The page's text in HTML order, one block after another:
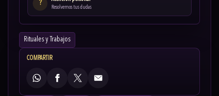
?
Resolvemos tus dudas
Rituales y Trabajos
COMPARTIR
WhatsAppFacebook
X Email